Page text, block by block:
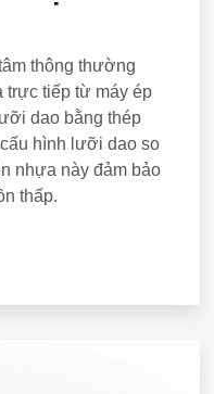
thông thường
trực tiếp từ máy ép
dao bằng thép
hình lưỡi dao so
nhựa này đảm bảo
thấp.